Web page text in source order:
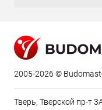
2005-2026 ©
Тверь, Тверской пр-т